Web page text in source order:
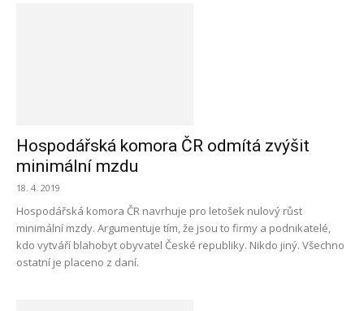
Hospodářská komora ČR odmítá zvýšit
minimální mzdu
18. 4. 2019
Hospodářská komora ČR navrhuje pro letošek nulový růst
minimální mzdy. Argumentuje tím, že jsou to firmy a podnikatelé,
kdo vytváří blahobyt obyvatel České republiky. Nikdo jiný. Všechno
ostatní je placeno z daní.